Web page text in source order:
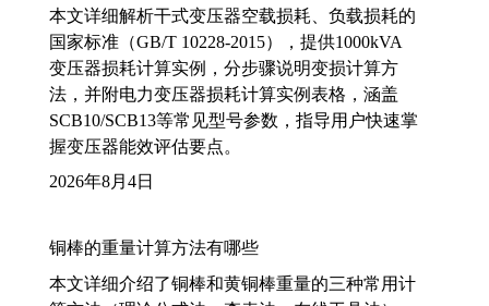
本文详细解析干式变压器空载损耗、负载损耗的
国家标准（GB/T 10228-2015），提供1000kVA
变压器损耗计算实例，分步骤说明变损计算方
法，并附电力变压器损耗计算实例表格，涵盖
SCB10/SCB13等常见型号参数，指导用户快速掌
握变压器能效评估要点。
2026年8月4日
铜棒的重量计算方法有哪些
本文详细介绍了铜棒和黄铜棒重量的三种常用计